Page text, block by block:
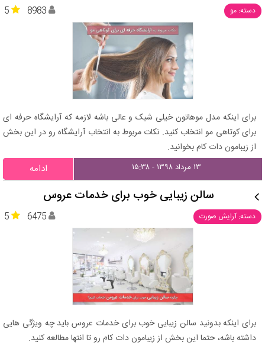
دسته: مو 5 8983
برای اینکه مدل موهاتون خیلی شیک و عالی باشه لازمه که آرایشگاه حرفه ای
برای کوتاهی مو انتخاب کنید. نکات مربوط به انتخاب آرایشگاه رو در این بخش
از زیبامون دات کام بخوانید.
۱۳ مرداد ۱۳۹۸ - ۱۵:۳۸ ادامه
سالن زیبایی خوب برای خدمات عروس
دسته: آرایش صورت 5 6475
برای اینکه بدونید سالن زیبایی خوب برای خدمات عروس باید چه ویژگی هایی
داشته باشه، حتما این بخش از زیبامون دات کام رو تا انتها مطالعه کنید.